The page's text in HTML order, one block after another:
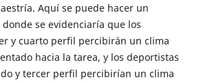
Aquí se puede hacer un
se evidenciaría que los
y cuarto perfil percibirán un clima
hacia la tarea, y los deportistas
y tercer perfil percibirían un clima